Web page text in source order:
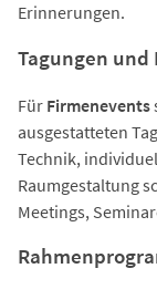
Erinnerungen.
Tagungen und
Für Firmenevents
ausgestatteten
Technik,
Raumgestaltung
Meetings,